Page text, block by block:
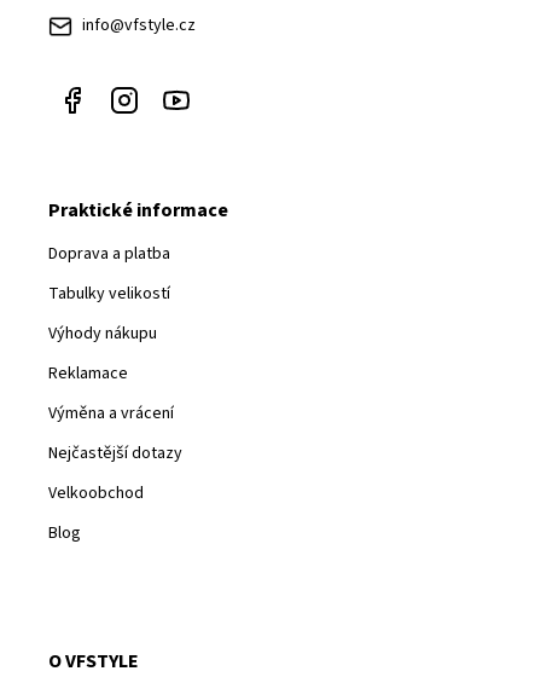
info@vfstyle.cz
Praktické informace
Doprava a platba
Tabulky velikostí
Výhody nákupu
Reklamace
Výměna a vrácení
Nejčastější dotazy
Velkoobchod
Blog
O VFSTYLE